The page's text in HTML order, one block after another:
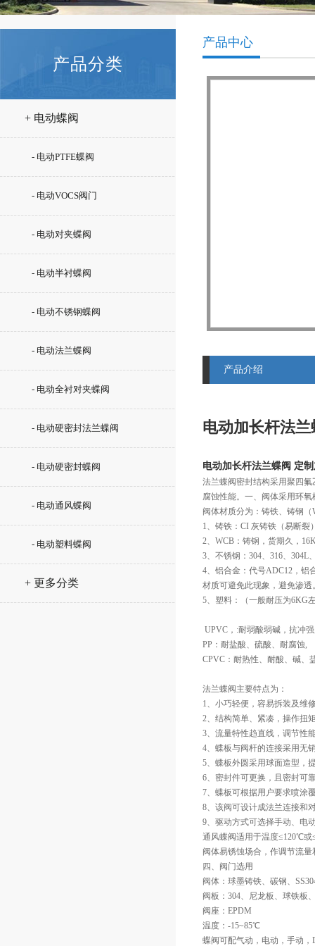
产品分类
+ 电动蝶阀
- 电动PTFE蝶阀
- 电动VOCS阀门
- 电动对夹蝶阀
- 电动半衬蝶阀
- 电动不锈钢蝶阀
- 电动法兰蝶阀
- 电动全衬对夹蝶阀
- 电动硬密封法兰蝶阀
- 电动硬密封蝶阀
- 电动通风蝶阀
- 电动塑料蝶阀
+ 更多分类
产品中心
产品介绍
电动加长杆法
电动加长杆法兰蝶阀 定
法兰蝶阀密封结构采用聚四
腐蚀性能。一、阀体采用环
阀体材质分为：铸铁、铸钢
1、铸铁：CI 灰铸铁（易断
2、WCB：铸钢，货期久，
3、不锈钢：304、316、304L
4、铝合金：代号ADC12，铝
材质可避免此现象，避免渗透
5、塑料：（一般耐压为6KG
UPVC，:耐弱酸弱碱，抗冲
PP：耐盐酸、硫酸、耐腐蚀,
CPVC：耐热性、耐酸、碱、
法兰蝶阀主要特点为：
1、小巧轻便，容易拆装及维
2、结构简单、紧凑，操作扭
3、流量特性趋直线，调节性
4、蝶板与阀杆的连接采用无
5、蝶板外圆采用球面造型，
6、密封件可更换，且密封可
7、蝶板可根据用户要求喷涂
8、该阀可设计成法兰连接和
9、驱动方式可选择手动、电
通风蝶阀适用于温度≤120℃或
阀体易锈蚀场合，作调节流量
四、阀门选用
阀体：球墨铸铁、碳钢、
阀板：304、尼龙板、球铁板
阀座：EPDM
温度：-15~85℃
蝶阀可配气动，电动，手动